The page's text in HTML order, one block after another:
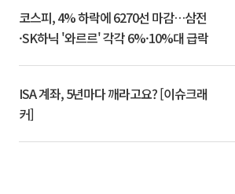
코스피, 4% 하락에 6270선 마감…삼전
·SK하닉 '와르르' 각각 6%·10%대 급락
ISA 계좌, 5년마다 깨라고요? [이슈크래
커]